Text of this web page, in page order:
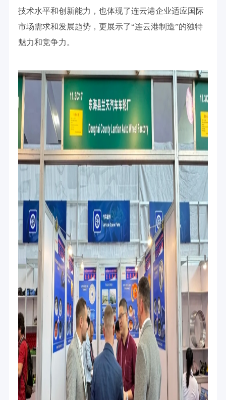
技术水平和创新能力，也体现了连云港企业适应国际
市场需求和发展趋势，更展示了“连云港制造”的独特
魅力和竞争力。